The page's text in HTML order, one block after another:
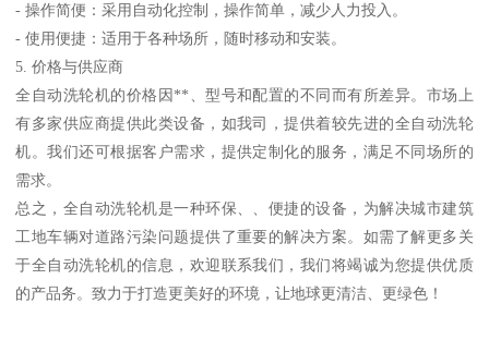
- 操作简便：采用自动化控制，操作简单，减少人力投入。
- 使用便捷：适用于各种场所，随时移动和安装。
5. 价格与供应商
全自动洗轮机的价格因**、型号和配置的不同而有所差异。市场上
有多家供应商提供此类设备，如我司，提供着较先进的全自动洗轮
机。我们还可根据客户需求，提供定制化的服务，满足不同场所的
需求。
总之，全自动洗轮机是一种环保、、便捷的设备，为解决城市建筑
工地车辆对道路污染问题提供了重要的解决方案。如需了解更多关
于全自动洗轮机的信息，欢迎联系我们，我们将竭诚为您提供优质
的产品务。致力于打造更美好的环境，让地球更清洁、更绿色！